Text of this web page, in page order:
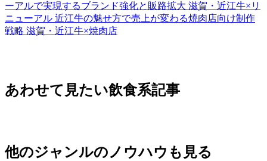
ーアルで実現するブランド強化と販路拡大 滋賀・近江牛×リ
ニューアル 近江牛の魅せ方で売上が変わる焼肉店向け制作
戦略 滋賀・近江牛×焼肉店
あわせて見たい飲食系記事
他のジャンルのノウハウも見る